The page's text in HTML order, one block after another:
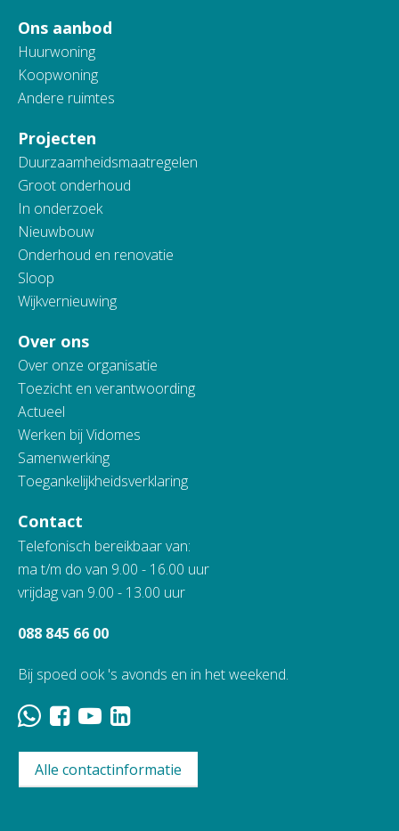
Ons aanbod
Huurwoning
Koopwoning
Andere ruimtes
Projecten
Duurzaamheidsmaatregelen
Groot onderhoud
In onderzoek
Nieuwbouw
Onderhoud en renovatie
Sloop
Wijkvernieuwing
Over ons
Over onze organisatie
Toezicht en verantwoording
Actueel
Werken bij Vidomes
Samenwerking
Toegankelijkheidsverklaring
Contact
Telefonisch bereikbaar van:
ma t/m do van 9.00 - 16.00 uur
vrijdag van 9.00 - 13.00 uur
088 845 66 00
Bij spoed ook 's avonds en in het weekend.
Alle contactinformatie